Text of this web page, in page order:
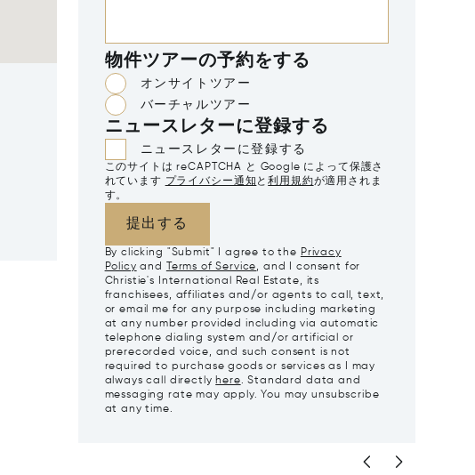
物件ツアーの予約をする
オンサイトツアー
バーチャルツアー
ニュースレターに登録する
ニュースレターに登録する
このサイトは reCAPTCHA と Google によって保護さ
れています プライバシー通知 と利用規約が適用されま
す。
提出する
By clicking "Submit" I agree to the Privacy
Policy and Terms of Service, and I consent for
Christie's International Real Estate, its
franchisees, affiliates and/or agents to call, text,
or email me for any purpose including marketing
at any number provided including via automatic
telephone dialing system and/or artificial or
prerecorded voice, and such consent is not
required to purchase goods or services as I may
always call directly here. Standard data and
messaging rate may apply. You may unsubscribe
at any time.